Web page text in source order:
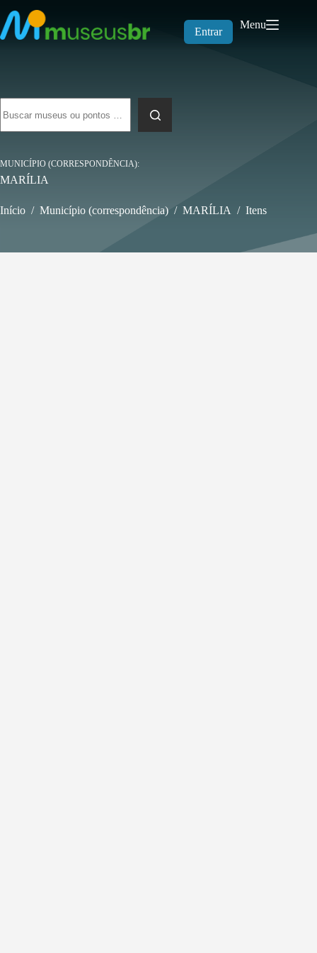
para
o
conteúdo
Entrar
Menu
resultados
MUNICÍPIO (CORRESPONDÊNCIA)
MARÍLIA
Início / Município (correspondência) / MARÍLIA / Itens